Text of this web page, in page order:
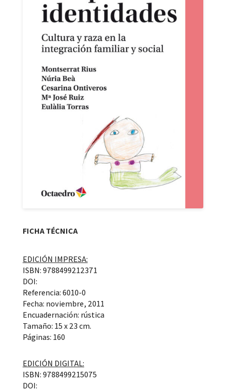
FICHA TÉCNICA
EDICIÓN IMPRESA:
ISBN: 9788499212371
DOI:
Referencia: 6010-0
Fecha: noviembre, 2011
Encuadernación: rústica
Tamaño: 15 x 23 cm.
Páginas: 160
EDICIÓN DIGITAL:
ISBN: 9788499215075
DOI: